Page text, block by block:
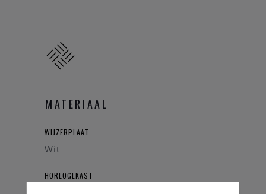
MATERIAAL
WIJZERPLAAT
Wit
HORLOGEKAST